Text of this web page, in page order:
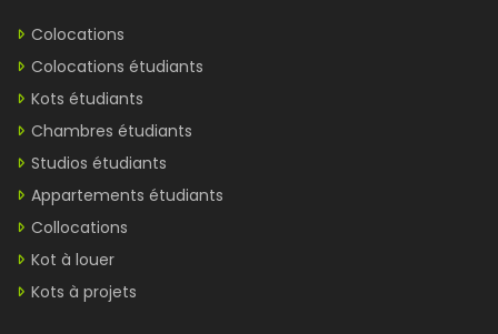
Colocations
Colocations étudiants
Kots étudiants
Chambres étudiants
Studios étudiants
Appartements étudiants
Collocations
Kot à louer
Kots à projets